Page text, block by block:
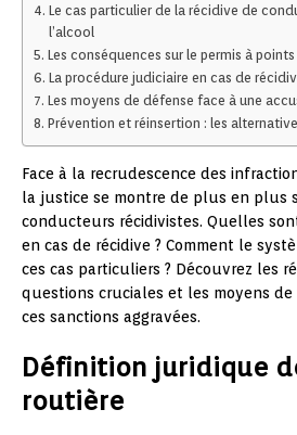
Le cas particulier de la récidive de
l’alcool
Les conséquences sur le permis à points
La procédure judiciaire en cas de
Les moyens de défense face à une
Prévention et réinsertion : les
Face à la recrudescence des
la justice se montre de plus en plus
conducteurs récidivistes. Quelles
en cas de récidive ? Comment le
ces cas particuliers ? Découvrez les
questions cruciales et les moyens
ces sanctions aggravées.
Définition juridique
routière